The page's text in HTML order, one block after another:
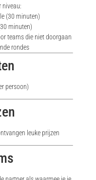
niveau:
(30 minuten)
minuten)
teams die niet doorgaan
rondes
persoon)
leuke prijzen